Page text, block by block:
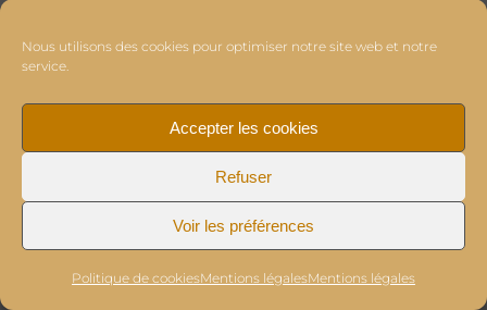
Nous utilisons des cookies pour optimiser notre site web et notre
service.
Accepter les cookies
Refuser
Voir les préférences
Politique de cookiesMentions légalesMentions légales